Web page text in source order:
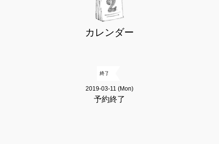
カレンダー
終了
2019-03-11 (Mon)
予約終了